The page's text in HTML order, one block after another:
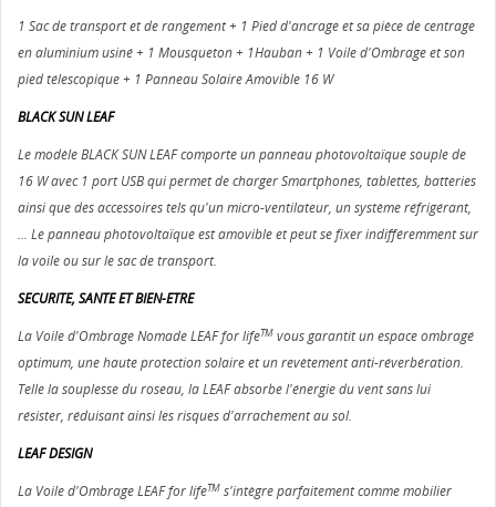
1 Sac de transport et de rangement + 1 Pied d'ancrage et sa pièce de centrage
en aluminium usiné + 1 Mousqueton + 1Hauban + 1 Voile d'Ombrage et son
pied télescopique + 1 Panneau Solaire Amovible 16 W
BLACK SUN LEAF
Le modèle BLACK SUN LEAF comporte un panneau photovoltaïque souple de
16 W avec 1 port USB qui permet de charger Smartphones, tablettes, batteries
ainsi que des accessoires tels qu'un micro-ventilateur, un système réfrigérant,
... Le panneau photovoltaïque est amovible et peut se fixer indifféremment sur
la voile ou sur le sac de transport.
SECURITE, SANTE ET BIEN-ETRE
La Voile d'Ombrage Nomade LEAF for lifeTM vous garantit un espace ombragé
optimum, une haute protection solaire et un revètement anti-réverbération.
Telle la souplesse du roseau, la LEAF absorbe l'énergie du vent sans lui
résister, réduisant ainsi les risques d'arrachement au sol.
LEAF DESIGN
La Voile d'Ombrage LEAF for lifeTM s'intègre parfaitement comme mobilier